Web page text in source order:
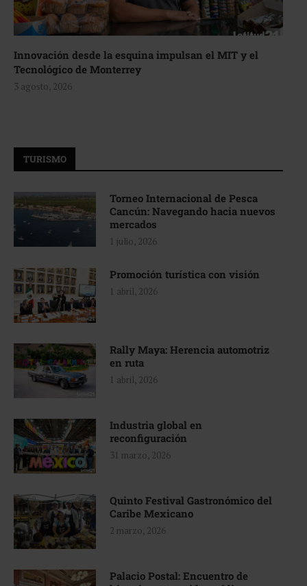
Innovación desde la esquina impulsan el MIT y el
Tecnológico de Monterrey
3 agosto, 2026
TURISMO
Torneo Internacional de Pesca
Cancún: Navegando hacia nuevos
mercados
1 julio, 2026
Promoción turística con visión
1 abril, 2026
Rally Maya: Herencia automotriz
en ruta
1 abril, 2026
Industria global en
reconfiguración
31 marzo, 2026
Quinto Festival Gastronómico del
Caribe Mexicano
2 marzo, 2026
Palacio Postal: Encuentro de